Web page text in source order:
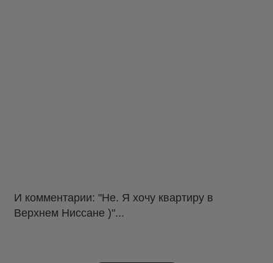
И комментарии: "Не. Я хочу квартиру в
Верхнем Ниссане )"...